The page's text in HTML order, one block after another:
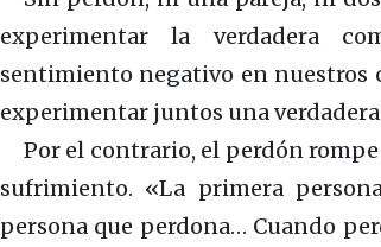
experimentar la verdadera
sentimiento negativo en nuestros
experimentar juntos una
Por el contrario, el perdón
sufrimiento. «La primera
persona que perdona… Cuando